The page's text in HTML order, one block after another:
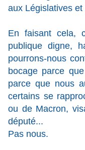
aux Législatives
En faisant cela,
publique digne,
pourrons-nous
bocage parce
parce que nous
certains se
ou de Macron,
député...
Pas nous.